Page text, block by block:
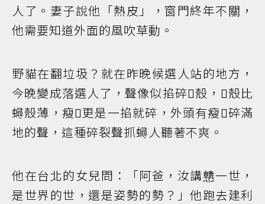
人了。妻子說他「熱皮」，窗門終年不關，
他需要知道外面的風吹草動。
野貓在翻垃圾？就在昨晚候選人站的地方，
今晚變成落選人了，聲像似掐碎𧉽殼，𧉽殼比
蟳殼薄，瘦𧉽更是一掐就碎，外頭有瘦𧉽碎滿
地的聲，這種碎裂聲抓蟳人聽著不爽。
他在台北的女兒問：「阿爸，汝講戆一世，
是世界的世，還是姿勢的勢？」他跑去建利